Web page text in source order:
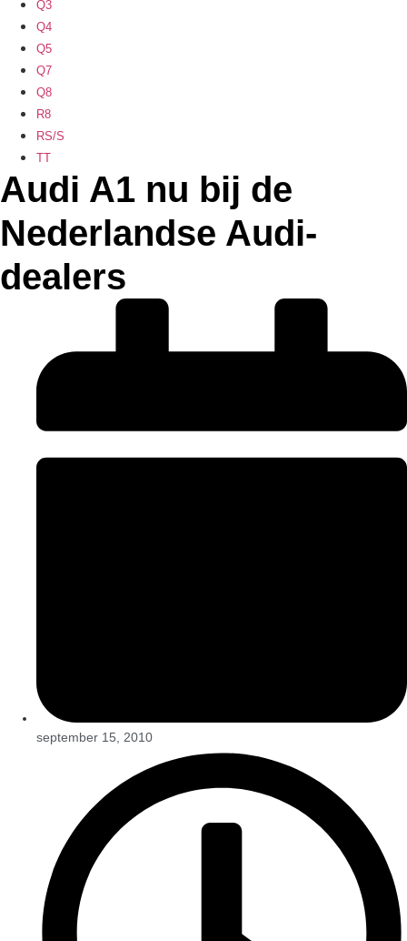
Q3
Q4
Q5
Q7
Q8
R8
RS/S
TT
Audi A1 nu bij de
Nederlandse Audi-
dealers
september 15, 2010